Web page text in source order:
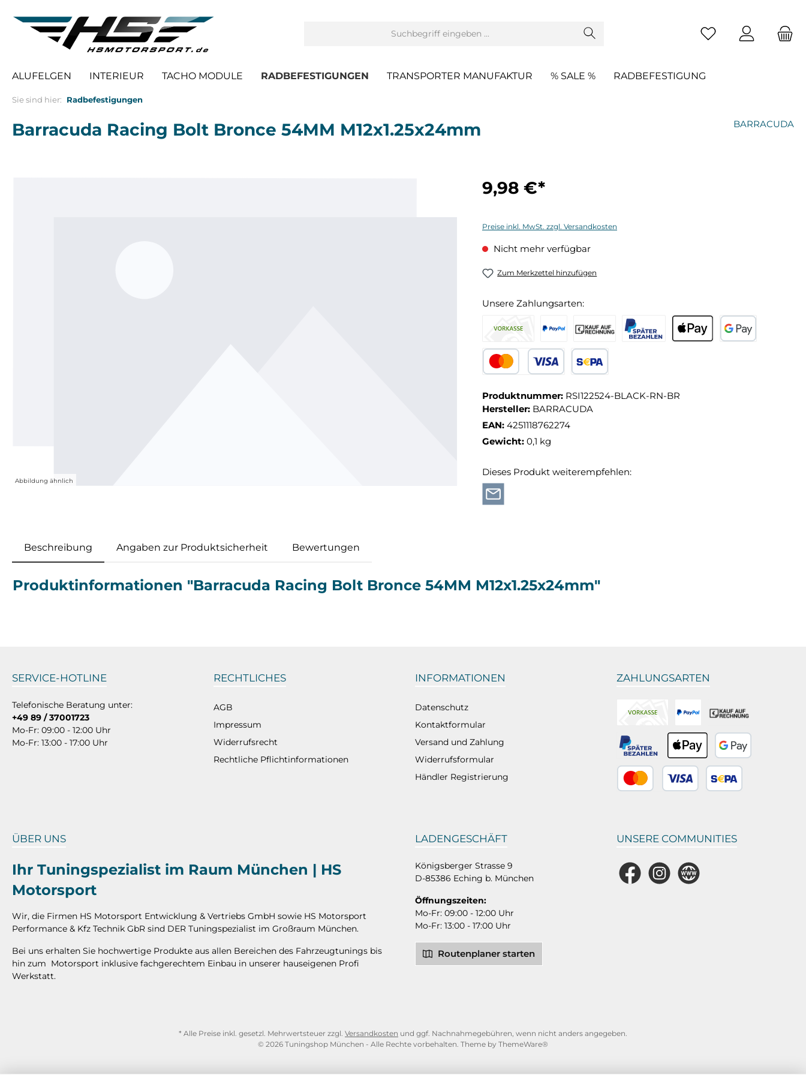
ALUFELGEN INTERIEUR TACHO MODULE RADBEFESTIGUNGEN TRANSPORTER MANUFAKTUR % SALE % RADBEFESTIGUNG
Sie sind hier: Radbefestigungen
Barracuda Racing Bolt Bronce 54MM M12x1.25x24mm BARRACUDA
Abbildung ähnlich
9,98 €*
Preise inkl. MwSt. zzgl. Versandkosten
Nicht mehr verfügbar
Zum Merkzettel hinzufügen
Unsere Zahlungsarten:
Produktnummer: RSI122524-BLACK-RN-BR
Hersteller: BARRACUDA
EAN: 4251118762274
Gewicht: 0,1 kg
Dieses Produkt weiterempfehlen:
Beschreibung Angaben zur Produktsicherheit Bewertungen
Produktinformationen "Barracuda Racing Bolt Bronce 54MM M12x1.25x24mm"
SERVICE-HOTLINE
Telefonische Beratung unter:
+49 89 / 37001723
Mo-Fr: 09:00 - 12:00 Uhr
Mo-Fr: 13:00 - 17:00 Uhr
RECHTLICHES
AGB
Impressum
Widerrufsrecht
Rechtliche Pflichtinformationen
INFORMATIONEN
Datenschutz
Kontaktformular
Versand und Zahlung
Widerrufsformular
Händler Registrierung
ZAHLUNGSARTEN
ÜBER UNS
Ihr Tuningspezialist im Raum München | HS
Motorsport
Wir, die Firmen HS Motorsport Entwicklung & Vertriebs GmbH sowie HS Motorsport
Performance & Kfz Technik GbR sind DER Tuningspezialist im Großraum München.
Bei uns erhalten Sie hochwertige Produkte aus allen Bereichen des Fahrzeugtunings bis
hin zum Motorsport inklusive fachgerechtem Einbau in unserer hauseigenen Profi
Werkstatt.
LADENGESCHÄFT
Königsberger Strasse 9
D-85386 Eching b. München
Öffnungszeiten:
Mo-Fr: 09:00 - 12:00 Uhr
Mo-Fr: 13:00 - 17:00 Uhr
Routenplaner starten
UNSERE COMMUNITIES
FacebookInstagramWebsite
* Alle Preise inkl. gesetzl. Mehrwertsteuer zzgl. Versandkosten und ggf. Nachnahmegebühren, wenn nicht anders angegeben.
© 2026 Tuningshop München - Alle Rechte vorbehalten. Theme by ThemeWare®